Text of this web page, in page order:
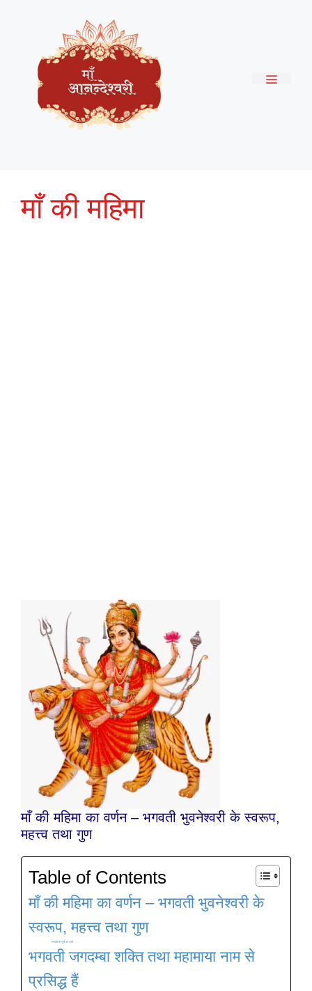
content
माँ की महिमा
माँ की महिमा का वर्णन – भगवती भुवनेश्वरी के स्वरूप,
महत्त्व तथा गुण
Table of Contents
माँ की महिमा का वर्णन – भगवती भुवनेश्वरी के
स्वरूप, महत्त्व तथा गुण
भगवती के गुणों का वर्णन
भगवती जगदम्बा शक्ति तथा महामाया नाम से
प्रसिद्ध हैं